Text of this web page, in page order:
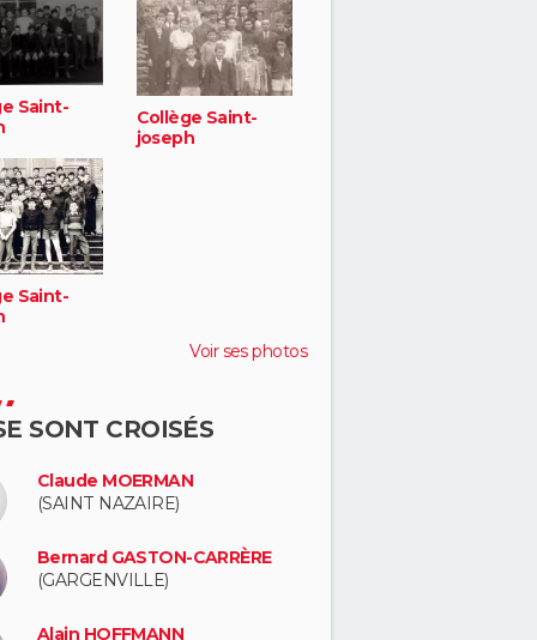
Saint-
Collège Saint-
joseph
Saint-
Voir ses photos
SONT CROISÉS
Claude MOERMAN
(SAINT NAZAIRE)
Bernard GASTON-CARRÈRE
(GARGENVILLE)
Alain HOFFMANN